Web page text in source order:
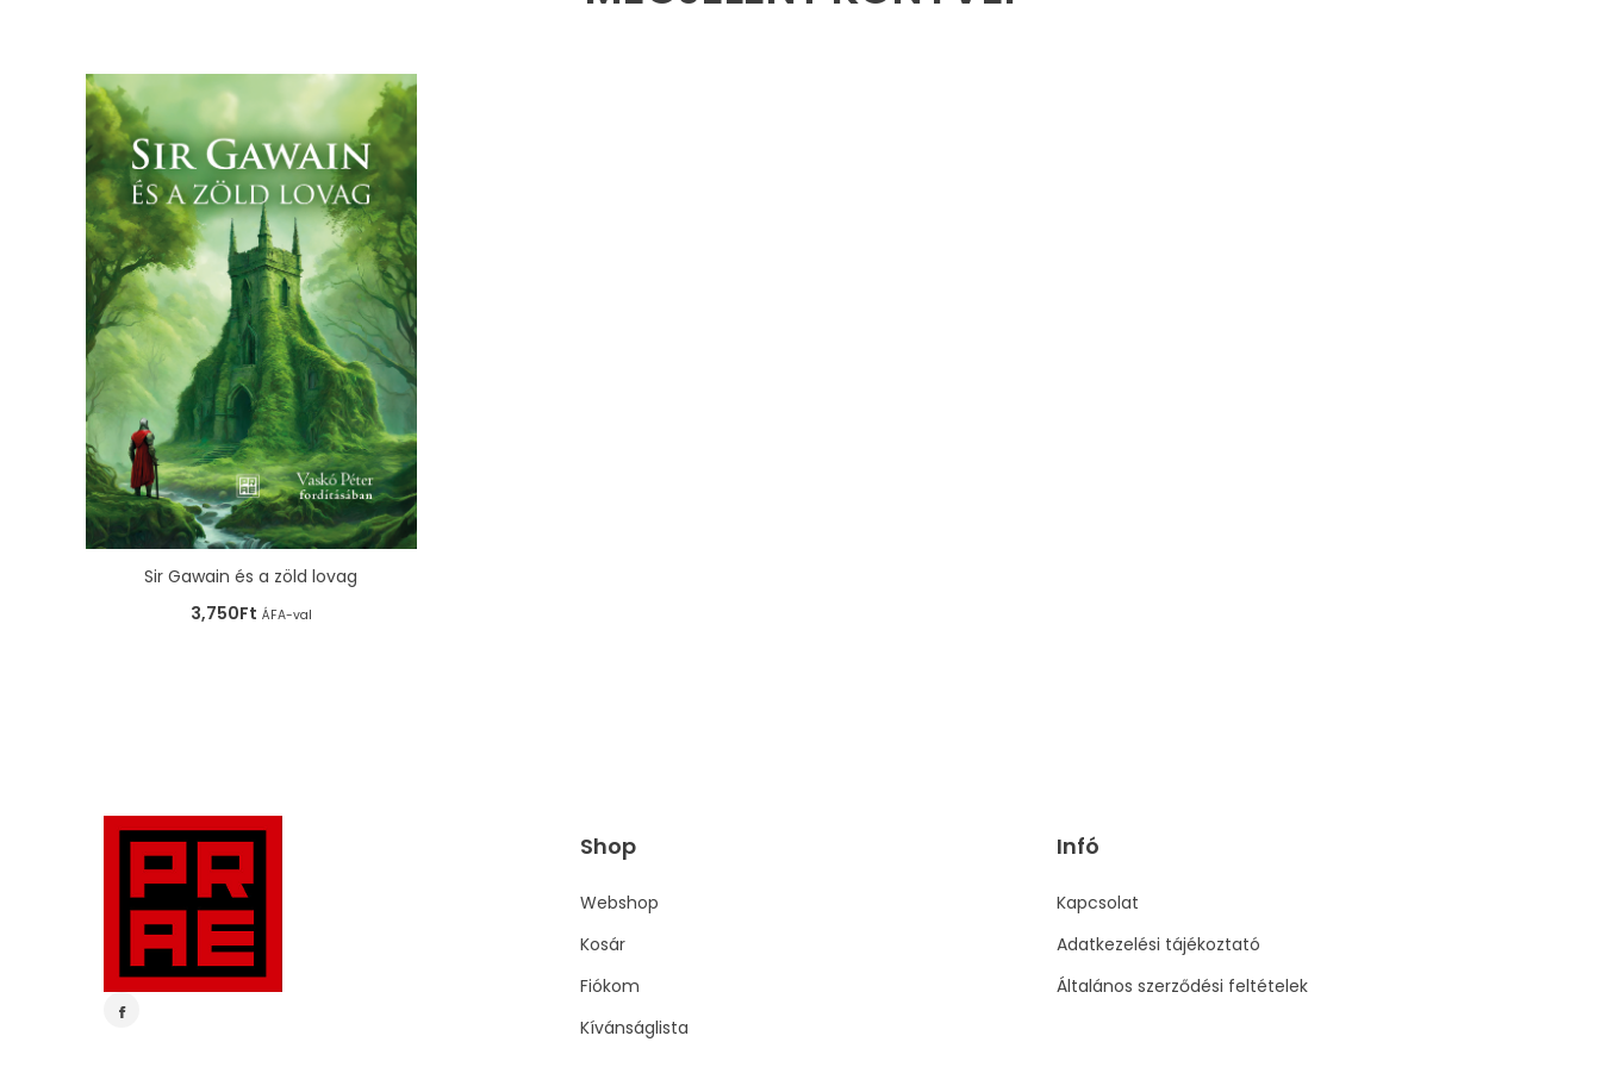
Sir Gawain és a zöld lovag
3,750Ft ÁFA-val
Shop
Webshop
Kosár
Fiókom
Kívánságlista
Infó
Kapcsolat
Adatkezelési tájékoztató
Általános szerződési feltételek